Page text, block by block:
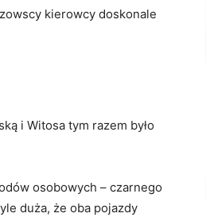
kierowcy doskonale
i Witosa tym razem było
osobowych – czarnego
duża, że oba pojazdy